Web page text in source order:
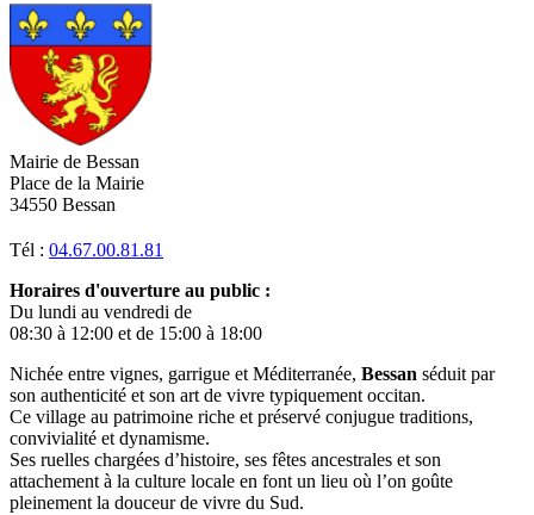
Mairie de Bessan
Place de la Mairie
34550 Bessan
Tél : 04.67.00.81.81
Horaires d'ouverture au public :
Du lundi au vendredi de
08:30 à 12:00 et de 15:00 à 18:00
Nichée entre vignes, garrigue et Méditerranée, Bessan séduit par
son authenticité et son art de vivre typiquement occitan.
Ce village au patrimoine riche et préservé conjugue traditions,
convivialité et dynamisme.
Ses ruelles chargées d’histoire, ses fêtes ancestrales et son
attachement à la culture locale en font un lieu où l’on goûte
pleinement la douceur de vivre du Sud.